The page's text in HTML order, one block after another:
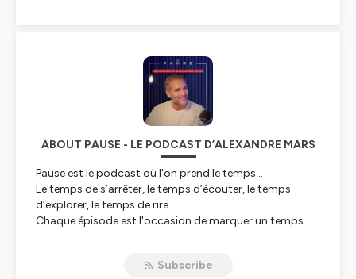
ABOUT PAUSE - LE PODCAST D’ALEXANDRE MARS
Pause est le podcast où l'on prend le temps...
Le temps de s’arrêter, le temps d’écouter, le temps
d’explorer, le temps de rire.
Chaque épisode est l'occasion de marquer un temps
d’entreprises, écrivains, entrepreneurs, sportifs ou
Subscribe